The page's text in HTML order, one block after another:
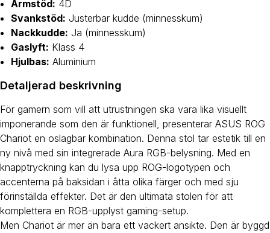
Armstöd: 4D
Svankstöd: Justerbar kudde (minnesskum)
Nackkudde: Ja (minnesskum)
Gaslyft: Klass 4
Hjulbas: Aluminium
Detaljerad beskrivning
För gamern som vill att utrustningen ska vara lika visuellt
imponerande som den är funktionell, presenterar ASUS ROG
Chariot en oslagbar kombination. Denna stol tar estetik till en
ny nivå med sin integrerade Aura RGB-belysning. Med en
knapptryckning kan du lysa upp ROG-logotypen och
accenterna på baksidan i åtta olika färger och med sju
förinställda effekter. Det är den ultimata stolen för att
komplettera en RGB-upplyst gaming-setup.
Men Chariot är mer än bara ett vackert ansikte. Den är byggd